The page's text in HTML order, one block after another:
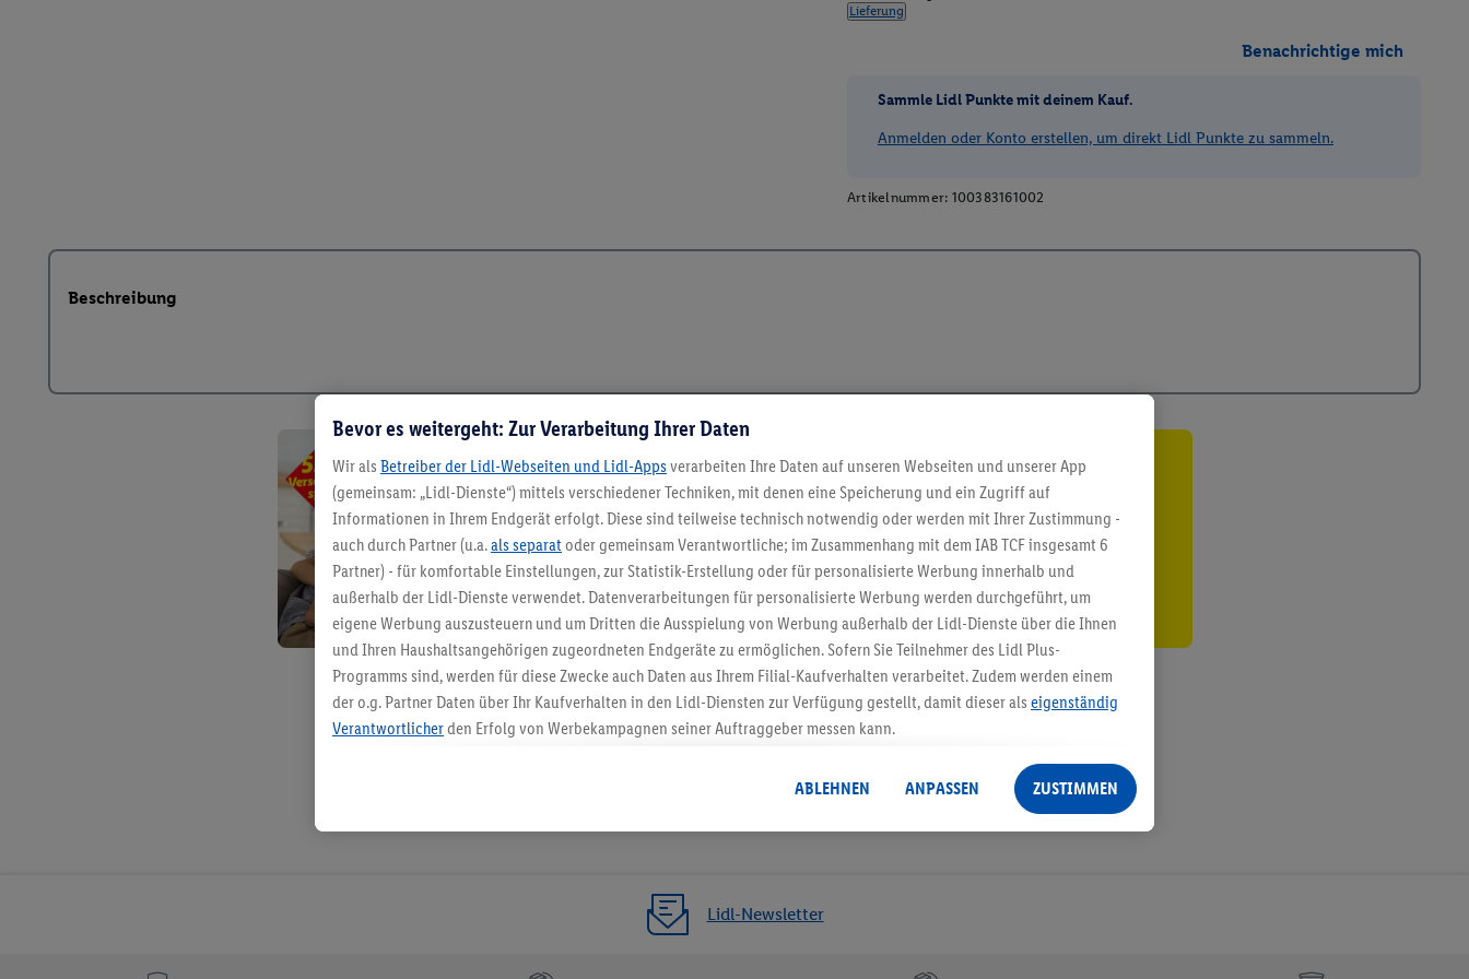
Lieferung
Benachrichtige mich
Sammle Lidl Punkte mit deinem Kauf.
Anmelden oder Konto erstellen, um direkt Lidl Punkte zu sammeln.
Artikelnummer: 100383161002
Beschreibung
5.95 € Versand sparen³²ᵃ
Jetzt zum Newsletter anmelden
Gutschein sichern!
Lidl-Newsletter
Bevor es weitergeht: Zur Verarbeitung Ihrer Daten
Wir als Betreiber der Lidl-Webseiten und Lidl-Apps verarbeiten Ihre Daten auf unseren Webseiten und unserer App
(gemeinsam: „Lidl-Dienste“) mittels verschiedener Techniken, mit denen eine Speicherung und ein Zugriff auf
Informationen in Ihrem Endgerät erfolgt. Diese sind teilweise technisch notwendig oder werden mit Ihrer Zustimmung -
auch durch Partner (u.a.als separat oder gemeinsam Verantwortliche; im Zusammenhang mit dem IAB TCF insgesamt 6
Partner) - für komfortable Einstellungen, zur Statistik-Erstellung oder für personalisierte Werbung innerhalb und
außerhalb der Lidl-Dienste verwendet. Datenverarbeitungen für personalisierte Werbung werden durchgeführt, um
eigene Werbung auszusteuern und um Dritten die Ausspielung von Werbung außerhalb der Lidl-Dienste über die Ihnen
und Ihren Haushaltsangehörigen zugeordneten Endgeräte zu ermöglichen. Sofern Sie Teilnehmer des Lidl Plus-
Programms sind, werden für diese Zwecke auch Daten aus Ihrem Filial-Kaufverhalten verarbeitet. Zudem werden einem
der o.g. Partner Daten über Ihr Kaufverhalten in den Lidl-Diensten zur Verfügung gestellt, damit dieser als eigenständig
Verantwortlicherden Erfolg von Werbekampagnen seiner Auftraggeber messen kann.
angereicherten Profilen. Dies umfasst die Zusammenführung von Daten (z.B. über Ihre Nutzung der Lidl-Dienste, Ihr
Kaufverhalten in den Lidl-Diensten, Informationen aus Ihrem Kundenkonto - z.B. Alter oder Geschlecht - sowie Ihre
genauen Standortdaten) auch über verschiedene Endgeräte und Lidl-Dienste hinweg einschließlich dem Speichern von
Erfolgsmessung der Werbung, zur Zielgruppenforschung, zur Entwicklung von Angeboten sowie zur technischen
Sicherung und Optimierung dieser Werbeausspielungen.
ABLEHNEN ANPASSEN ZUSTIMMEN